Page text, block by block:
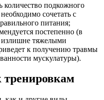
количество подкожного
сочетать с
питания;
постепенно (в
излишне тяжелыми
к получению травмы
мускулатуры).
тренировкам